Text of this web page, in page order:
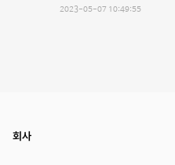
2023-05-07 10:49:55
회사